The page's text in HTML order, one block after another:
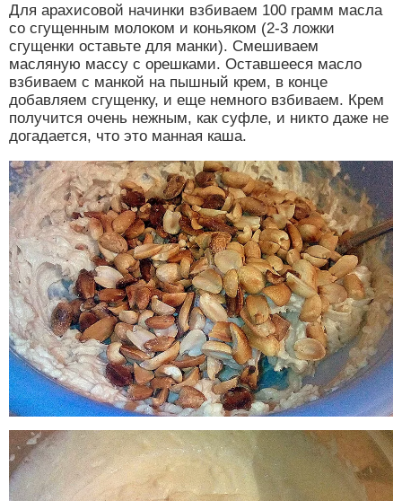
Для арахисовой начинки взбиваем 100 грамм масла
со сгущенным молоком и коньяком (2-3 ложки
сгущенки оставьте для манки). Смешиваем
масляную массу с орешками. Оставшееся масло
взбиваем с манкой на пышный крем, в конце
добавляем сгущенку, и еще немного взбиваем. Крем
получится очень нежным, как суфле, и никто даже не
догадается, что это манная каша.